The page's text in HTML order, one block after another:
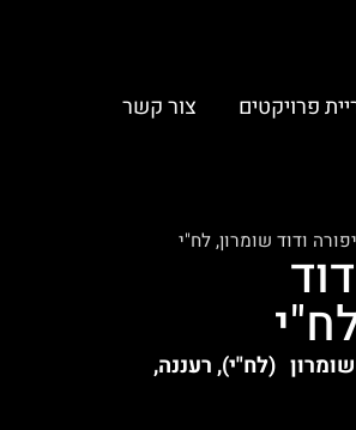
פרויקטים צור קשר
ודוד שומרון, לח"י
(לח"י), רעננה,